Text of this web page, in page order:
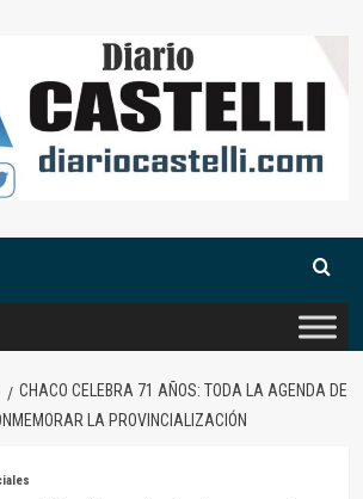
CHACO CELEBRA 71 AÑOS: TODA LA AGENDA DE
LA PROVINCIALIZACIÓN